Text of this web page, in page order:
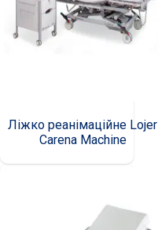
Ліжко реанімаційне Lojer
Carena Machine